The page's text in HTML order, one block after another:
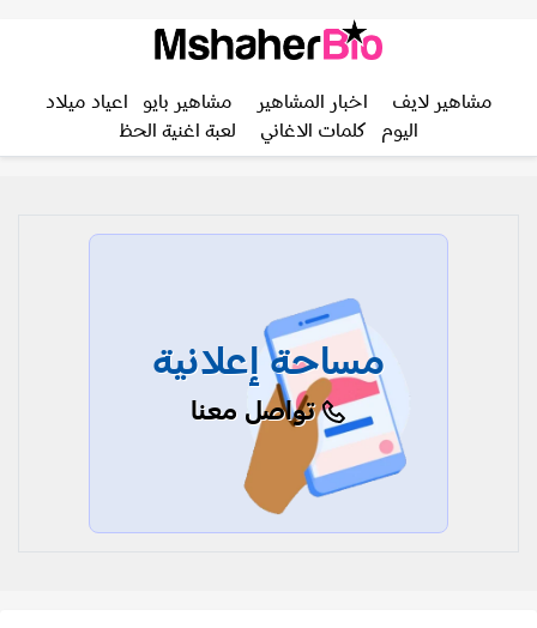
مشاهير لايف اخبار المشاهير مشاهير بايو
اعياد ميلاد
اليوم
كلمات الاغاني لعبة اغنية الحظ
مساحة إعلانية
تواصل معنا